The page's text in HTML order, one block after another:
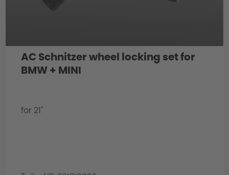
AC Schnitzer wheel locking set for
BMW + MINI
for 21"